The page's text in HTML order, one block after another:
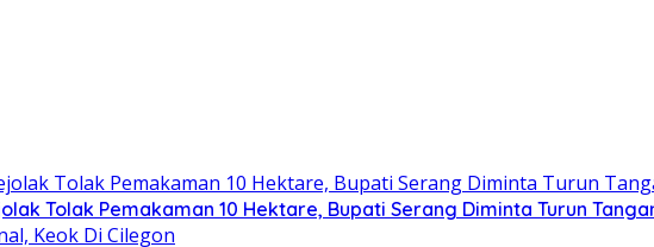
Tolak Pemakaman 10 Hektare, Bupati Serang Diminta Turun